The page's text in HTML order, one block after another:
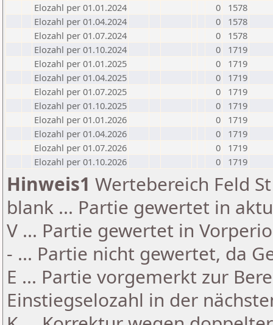
Elozahl per 01.01.2024
0
1578
Elozahl per 01.04.2024
0
1578
Elozahl per 01.07.2024
0
1578
Elozahl per 01.10.2024
0
1719
Elozahl per 01.01.2025
0
1719
Elozahl per 01.04.2025
0
1719
Elozahl per 01.07.2025
0
1719
Elozahl per 01.10.2025
0
1719
Elozahl per 01.01.2026
0
1719
Elozahl per 01.04.2026
0
1719
Elozahl per 01.07.2026
0
1719
Elozahl per 01.10.2026
0 1719
Hinweis1 Wertebereich Feld
blank ... Partie gewertet in
V ... Partie gewertet in
- ... Partie nicht gewertet, da
E ... Partie vorgemerkt zur
Einstiegselozahl in der